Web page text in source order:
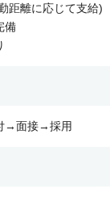
距離に応じて支給)
備
→面接→採用